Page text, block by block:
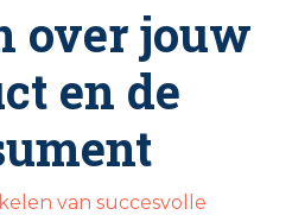
over jouw
en de
van succesvolle